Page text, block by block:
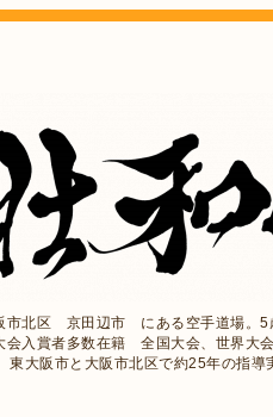
北区 京田辺市 にある空手道場。5
入賞者多数在籍 全国大会、世界大
大阪市と大阪市北区で約25年の指